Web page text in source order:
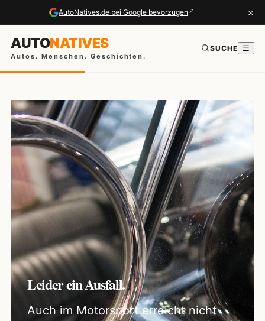
AutoNatives.de bei Google bevorzugen ↗ ×
AUTONATIVES
Autos. Menschen. Geschichten.
SUCHE ☰
Leider ein Ausfall.
Auch im Motorsport erreicht nicht